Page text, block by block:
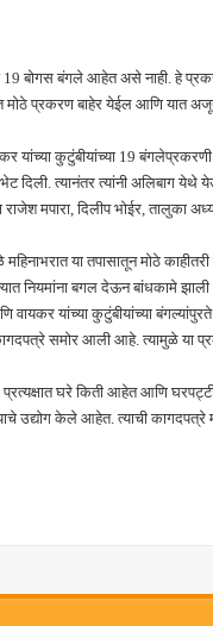
उत्स्फूर्त प्रतिसाद
19 बोगस बंगले आहेत असे नाही. हे
मोठे प्रकरण बाहेर येईल आणि यात
यांच्या कुटुंबीयांच्या 19
दिली. त्यानंतर त्यांनी अलिबाग येथे
मपारा, दिलीप भोईर, तालुका
या तपासातून मोठे
नियमांना बगल देऊन बांधकामे
वायकर यांच्या कुटुंबीयांच्या
समोर आली आहे. त्यामुळे या
घरे किती आहेत आणि
उद्योग केले आहेत. त्याची